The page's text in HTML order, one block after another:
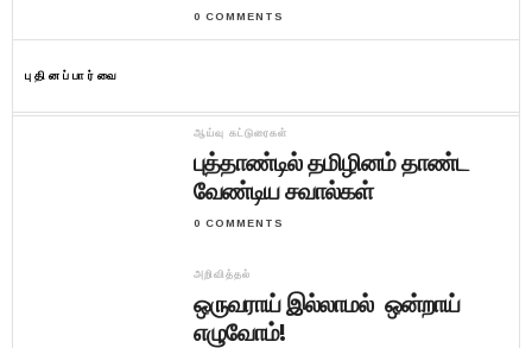
0 COMMENTS
புதினப்பார்வை
ஆய்வு கட்டுரைகள்
புத்தாண்டில் தமிழினம் தாண்ட
வேண்டிய சவால்கள்
0 COMMENTS
அறிவித்தல்
ஒருவராய் இல்லாமல் ஒன்றாய்
எழுவோம்!